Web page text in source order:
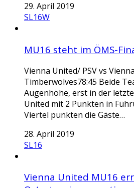
29. April 2019
SL16W
MU16 steht im ÖMS-
Vienna United/ PSV vs
Timberwolves78:45 Beide
Augenhöhe, erst in der
United mit 2 Punkten in
Viertel punkten die Gäste…
28. April 2019
SL16
Vienna United MU16